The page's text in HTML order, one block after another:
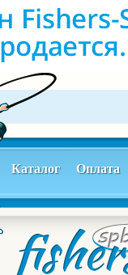
Каталог Оплата